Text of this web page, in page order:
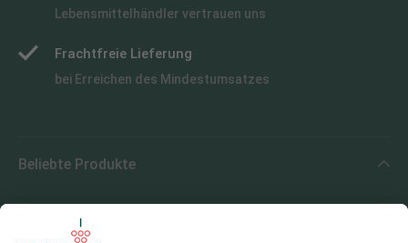
Lebensmittelhändler vertrauen uns
Frachtfreie Lieferung
bei Erreichen des Mindestumsatzes
Beliebte Produkte
Beliebte Regionen